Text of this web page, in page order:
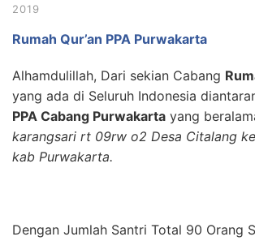
2019
Rumah Qur’an PPA Purwakarta
Alhamdulillah, Dari sekian Cabang
yang ada di Seluruh Indonesia
PPA Cabang Purwakarta yang
karangsari rt 09rw o2 Desa Citalang
kab Purwakarta.
Dengan Jumlah Santri Total 90 Orang